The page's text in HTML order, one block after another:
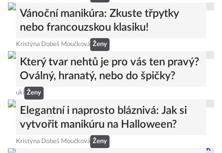
Vánoční manikúra: Zkuste třpytky
nebo francouzskou klasiku!
Kristýna Dobeš Moučková Ženy
Který tvar nehtů je pro vás ten pravý?
Oválný, hranatý, nebo do špičky?
uki Ženy
Elegantní i naprosto bláznivá: Jak si
vytvořit manikúru na Halloween?
Kristýna Dobeš Moučková Ženy